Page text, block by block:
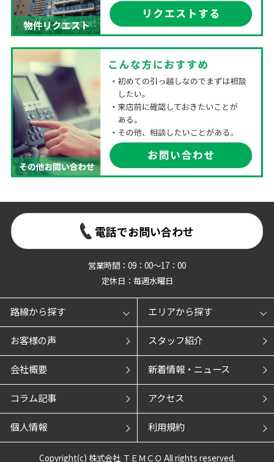
電話でお問い合わせ
営業時間：09：00～17：00
定休日：毎週水曜日
路線から探す エリアから探す
お客様の声 スタッフ紹介
会社概要 新着情報・ニュース
コラム記事 アクセス
個人情報 利用規約
Copyright(c) 株式会社 ＴＥＭＣＯ All rights reserved.